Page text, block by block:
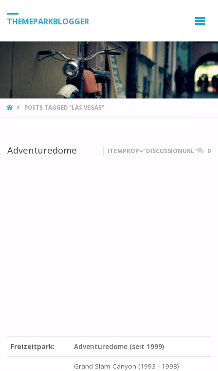
THEMEPARKBLOGGER
HOMEPOSTS TAGGED "LAS VEGAS"
Adventuredome ITEMPROP="DISCUSSIONURL" 0
Freizeitpark: Adventuredome (seit 1999)
Grand Slam Canyon (1993 - 1998)